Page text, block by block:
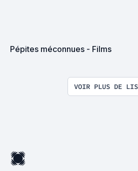
Pépites méconnues - Films
VOIR PLUS DE